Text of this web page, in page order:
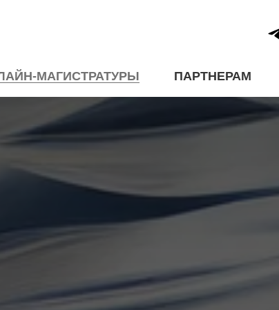
МАГИСТРАТУРЫ ПАРТНЕРАМ